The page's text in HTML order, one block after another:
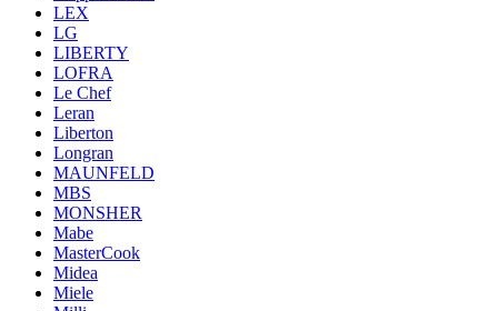
LEX
LG
LIBERTY
LOFRA
Le Chef
Leran
Liberton
Longran
MAUNFELD
MBS
MONSHER
Mabe
MasterCook
Midea
Miele